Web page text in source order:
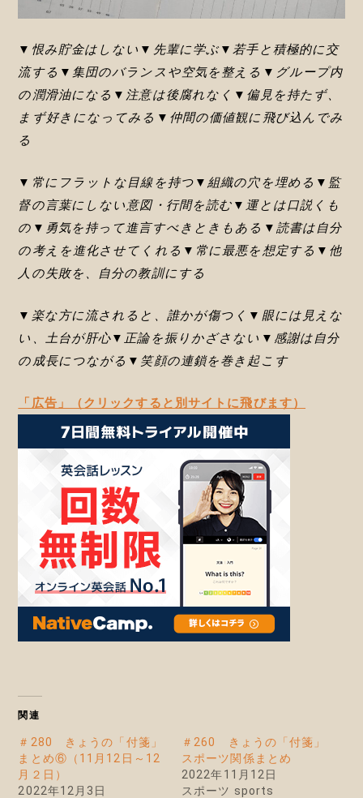
▼恨み貯金はしない▼先輩に学ぶ▼若手と積極的に交
流する▼集団のバランスや空気を整える▼グループ内
の潤滑油になる▼注意は後腐れなく▼偏見を持たず、
まず好きになってみる▼仲間の価値観に飛び込んでみ
る
▼常にフラットな目線を持つ▼組織の穴を埋める▼監
督の言葉にしない意図・行間を読む▼運とは口説くも
の▼勇気を持って進言すべきときもある▼読書は自分
の考えを進化させてくれる▼常に最悪を想定する▼他
人の失敗を、自分の教訓にする
▼楽な方に流されると、誰かが傷つく▼眼には見えな
い、土台が肝心▼正論を振りかざさない▼感謝は自分
の成長につながる▼笑顔の連鎖を巻き起こす
「広告」（クリックすると別サイトに飛びます）
関連
＃280 きょうの「付箋」
まとめ⑥（11月12日～12
月２日）
2022年12月3日
＃260 きょうの「付箋」
スポーツ関係まとめ
2022年11月12日
スポーツ sports